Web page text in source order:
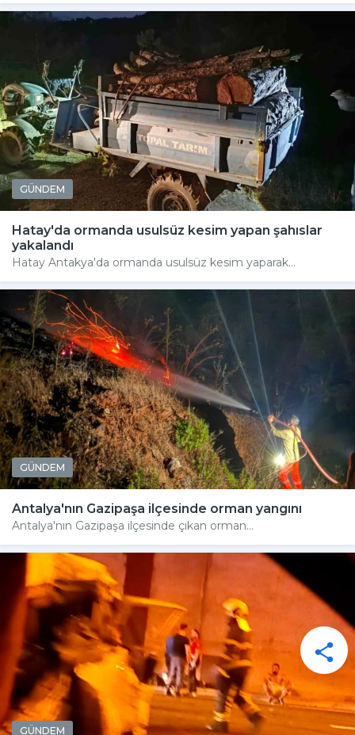
GÜNDEM
Hatay'da ormanda usulsüz kesim yapan şahıslar
yakalandı
Hatay Antakya'da ormanda usulsüz kesim yaparak...
GÜNDEM
Antalya'nın Gazipaşa ilçesinde orman yangını
Antalya'nın Gazipaşa ilçesinde çıkan orman...
GÜNDEM